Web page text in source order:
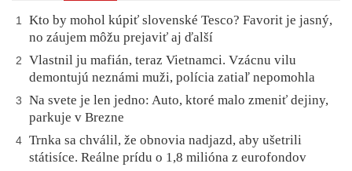
1
Kto by mohol kúpiť slovenské Tesco? Favorit je jasný,
no záujem môžu prejaviť aj ďalší
2
Vlastnil ju mafián, teraz Vietnamci. Vzácnu vilu
demontujú neznámi muži, polícia zatiaľ nepomohla
3
Na svete je len jedno: Auto, ktoré malo zmeniť dejiny,
parkuje v Brezne
4 Trnka sa chválil, že obnovia nadjazd, aby ušetrili
státisíce. Reálne prídu o 1,8 milióna z eurofondov